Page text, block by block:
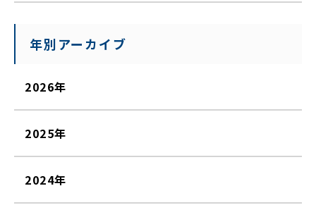
年別アーカイブ
2026年
2025年
2024年